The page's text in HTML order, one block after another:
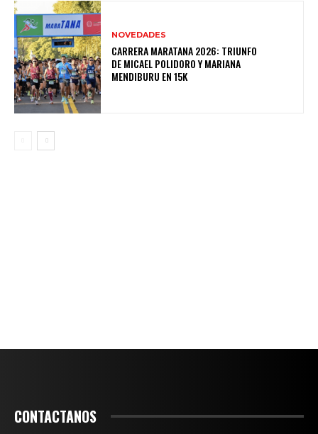
NOVEDADES
CARRERA MARATANA 2026: TRIUNFO
DE MICAEL POLIDORO Y MARIANA
MENDIBURU EN 15K
CONTACTANOS